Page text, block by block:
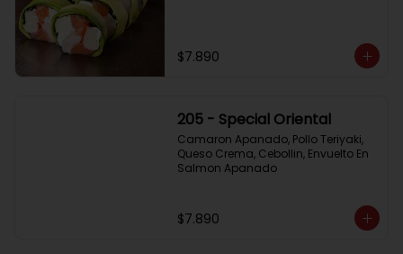
$7.890
205 - Special Oriental
Camaron Apanado, Pollo Teriyaki,
Queso Crema, Cebollin, Envuelto En
Salmon Apanado
$7.890